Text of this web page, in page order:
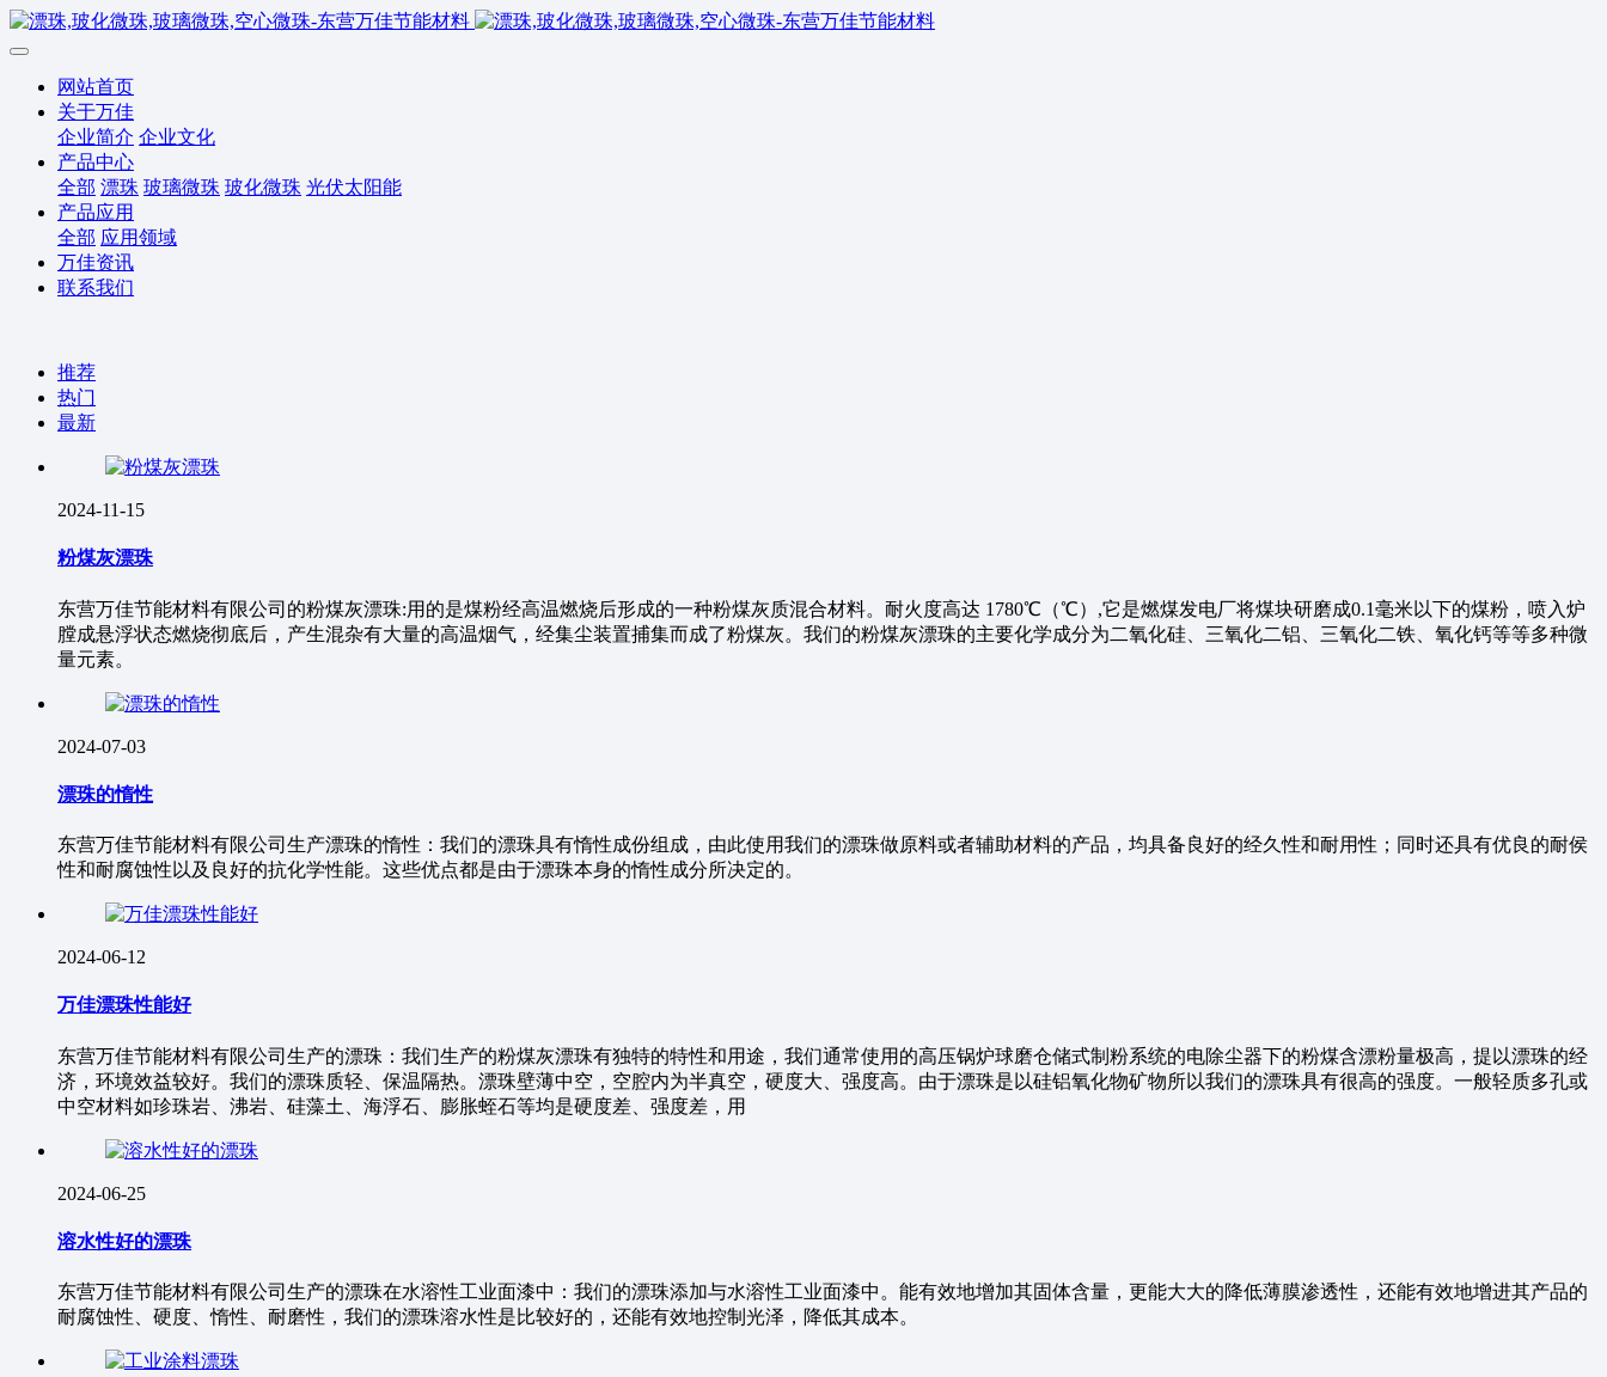
网站首页
关于万佳
企业简介 企业文化
产品中心
全部 漂珠 玻璃微珠 玻化微珠 光伏太阳能
产品应用
全部 应用领域
万佳资讯
联系我们
推荐
热门
最新
2024-11-15
粉煤灰漂珠
东营万佳节能材料有限公司的粉煤灰漂珠:用的是煤粉经高温燃烧后形成的一种粉煤灰质混合材料。耐火度高达 1780℃（℃）,它是燃煤发电厂将煤块研磨成0.1毫米以下的煤粉，喷入炉
膛成悬浮状态燃烧彻底后，产生混杂有大量的高温烟气，经集尘装置捕集而成了粉煤灰。我们的粉煤灰漂珠的主要化学成分为二氧化硅、三氧化二铝、三氧化二铁、氧化钙等等多种微
量元素。
2024-07-03
漂珠的惰性
东营万佳节能材料有限公司生产漂珠的惰性：我们的漂珠具有惰性成份组成，由此使用我们的漂珠做原料或者辅助材料的产品，均具备良好的经久性和耐用性；同时还具有优良的耐侯
性和耐腐蚀性以及良好的抗化学性能。这些优点都是由于漂珠本身的惰性成分所决定的。
2024-06-12
万佳漂珠性能好
东营万佳节能材料有限公司生产的漂珠：我们生产的粉煤灰漂珠有独特的特性和用途，我们通常使用的高压锅炉球磨仓储式制粉系统的电除尘器下的粉煤含漂粉量极高，提以漂珠的经
济，环境效益较好。我们的漂珠质轻、保温隔热。漂珠壁薄中空，空腔内为半真空，硬度大、强度高。由于漂珠是以硅铝氧化物矿物所以我们的漂珠具有很高的强度。一般轻质多孔或
中空材料如珍珠岩、沸岩、硅藻土、海浮石、膨胀蛭石等均是硬度差、强度差，用
2024-06-25
溶水性好的漂珠
东营万佳节能材料有限公司生产的漂珠在水溶性工业面漆中：我们的漂珠添加与水溶性工业面漆中。能有效地增加其固体含量，更能大大的降低薄膜渗透性，还能有效地增进其产品的
耐腐蚀性、硬度、惰性、耐磨性，我们的漂珠溶水性是比较好的，还能有效地控制光泽，降低其成本。